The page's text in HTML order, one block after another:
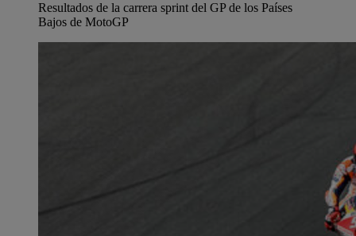
Resultados de la carrera sprint del GP de los Países
Bajos de MotoGP